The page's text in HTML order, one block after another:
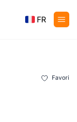
FR
Favori